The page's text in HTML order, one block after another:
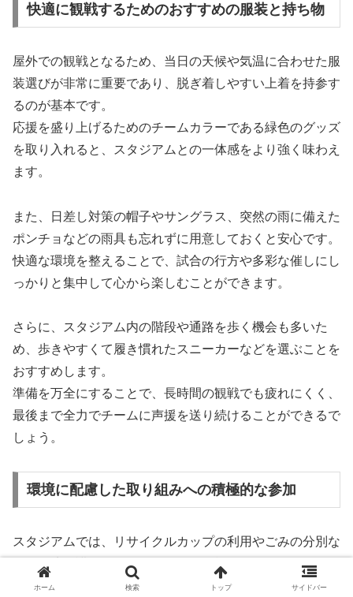
快適に観戦するためのおすすめの服装と持ち物
屋外での観戦となるため、当日の天候や気温に合わせた服
装選びが非常に重要であり、脱ぎ着しやすい上着を持参す
るのが基本です。
応援を盛り上げるためのチームカラーである緑色のグッズ
を取り入れると、スタジアムとの一体感をより強く味わえ
ます。
また、日差し対策の帽子やサングラス、突然の雨に備えた
ポンチョなどの雨具も忘れずに用意しておくと安心です。
快適な環境を整えることで、試合の行方や多彩な催しにし
っかりと集中して心から楽しむことができます。
さらに、スタジアム内の階段や通路を歩く機会も多いた
め、歩きやすくて履き慣れたスニーカーなどを選ぶことを
おすすめします。
準備を万全にすることで、長時間の観戦でも疲れにくく、
最後まで全力でチームに声援を送り続けることができるで
しょう。
環境に配慮した取り組みへの積極的な参加
スタジアムでは、リサイクルカップの利用やごみの分別な
ど、環境保護に向けた取り組みが積極的に行われていま
す。ホーム 検索 トップ サイドバー